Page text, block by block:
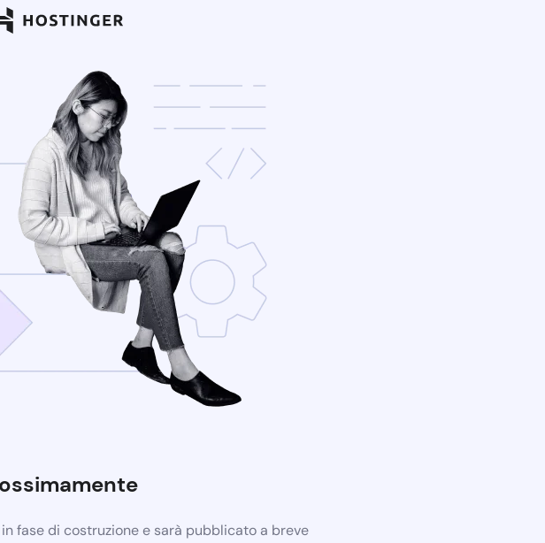
fase di costruzione e sarà pubblicato a breve